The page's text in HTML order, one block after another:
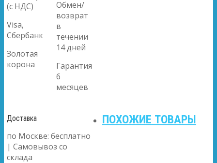
(с НДС)
Visa,
Сбербанк
Золотая
корона
Обмен/
возврат
в
течении
14 дней
Гарантия
6
месяцев
Доставка
по Москве: бесплатно
| Самовывоз со
склада
ПОХОЖИЕ ТОВАРЫ